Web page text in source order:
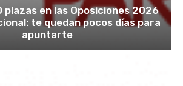
plazas en las Oposiciones 2026
te quedan pocos días para
apuntarte